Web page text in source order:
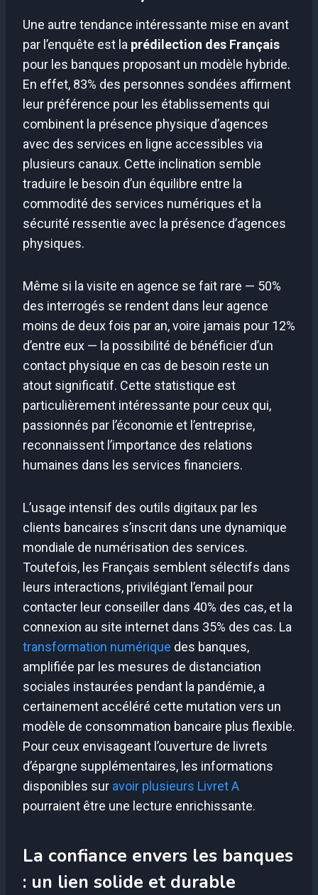
Une autre tendance intéressante mise en avant
par l’enquête est la prédilection des Français
pour les banques proposant un modèle hybride.
En effet, 83% des personnes sondées affirment
leur préférence pour les établissements qui
combinent la présence physique d’agences
avec des services en ligne accessibles via
plusieurs canaux. Cette inclination semble
traduire le besoin d’un équilibre entre la
commodité des services numériques et la
sécurité ressentie avec la présence d’agences
physiques.
Même si la visite en agence se fait rare — 50%
des interrogés se rendent dans leur agence
moins de deux fois par an, voire jamais pour 12%
d’entre eux — la possibilité de bénéficier d’un
contact physique en cas de besoin reste un
atout significatif. Cette statistique est
particulièrement intéressante pour ceux qui,
passionnés par l’économie et l’entreprise,
reconnaissent l’importance des relations
humaines dans les services financiers.
L’usage intensif des outils digitaux par les
clients bancaires s’inscrit dans une dynamique
mondiale de numérisation des services.
Toutefois, les Français semblent sélectifs dans
leurs interactions, privilégiant l’email pour
contacter leur conseiller dans 40% des cas, et la
connexion au site internet dans 35% des cas. La
transformation numérique des banques,
amplifiée par les mesures de distanciation
sociales instaurées pendant la pandémie, a
certainement accéléré cette mutation vers un
modèle de consommation bancaire plus flexible.
Pour ceux envisageant l’ouverture de livrets
d’épargne supplémentaires, les informations
disponibles sur avoir plusieurs Livret A
pourraient être une lecture enrichissante.
La confiance envers les banques
: un lien solide et durable